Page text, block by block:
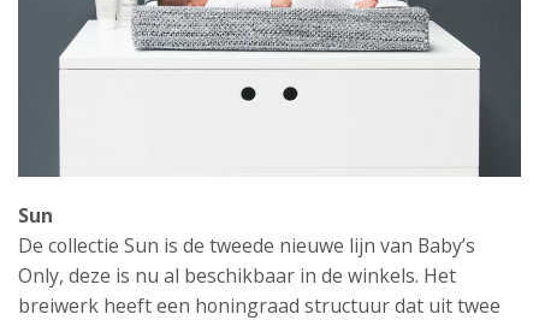
Sun
De collectie Sun is de tweede nieuwe lijn van Baby’s
Only, deze is nu al beschikbaar in de winkels. Het
breiwerk heeft een honingraad structuur dat uit twee